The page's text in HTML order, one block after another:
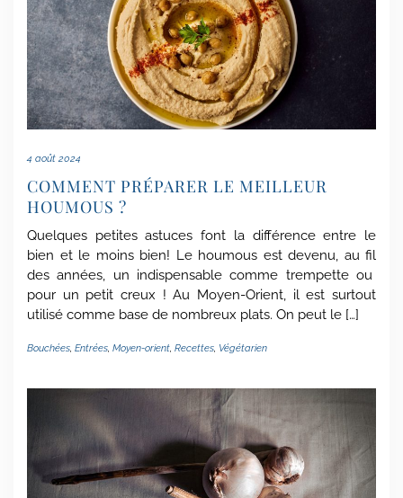
4 août 2024
COMMENT PRÉPARER LE MEILLEUR
HOUMOUS ?
Quelques petites astuces font la différence entre le
bien et le moins bien! Le houmous est devenu, au fil
des années, un indispensable comme trempette ou
pour un petit creux ! Au Moyen-Orient, il est surtout
utilisé comme base de nombreux plats. On peut le […]
Bouchées, Entrées, Moyen-orient, Recettes, Végétarien